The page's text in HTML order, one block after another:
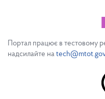
Портал працює в тестовому
надсилайте на